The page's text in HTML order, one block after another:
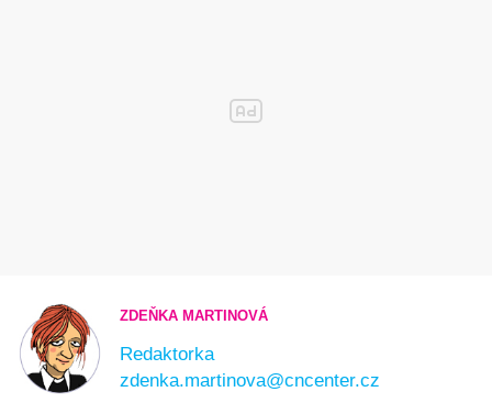
ZDEŇKA MARTINOVÁ
Redaktorka
zdenka.martinova@cncenter.cz